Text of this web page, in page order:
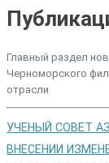
Главный раздел
Черноморского
отрасли
УЧЕНЫЙ СОВЕТ
ВНЕСЕНИИ